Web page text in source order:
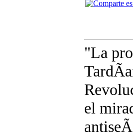
"La
el